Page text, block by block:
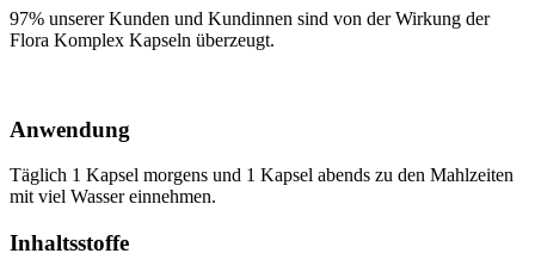
97% unserer Kunden und Kundinnen sind von der Wirkung der
Flora Komplex Kapseln überzeugt.
Anwendung
Täglich 1 Kapsel morgens und 1 Kapsel abends zu den Mahlzeiten
mit viel Wasser einnehmen.
Inhaltsstoffe